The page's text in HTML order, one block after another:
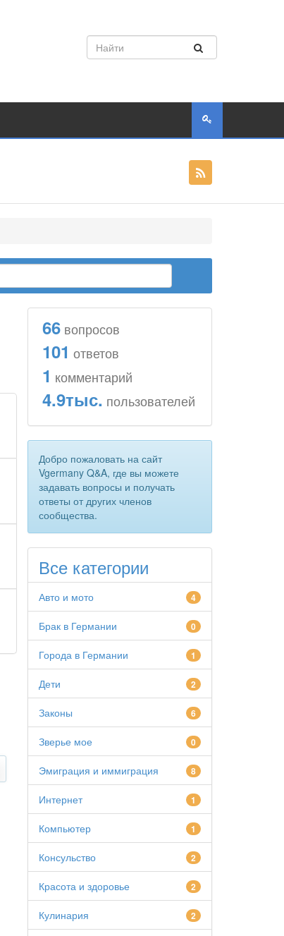
66вопросов
101 ответов
1 комментарий
4.9тыс. пользователей
Добро пожаловать на сайт
Vgermany Q&A, где вы можете
задавать вопросы и получать
ответы от других членов
сообщества.
Все категории
Авто и мото 4
Брак в Германии 0
Города в Германии 1
Дети 2
Законы 6
Зверье мое 0
Эмиграция и иммиграция 8
Интернет 1
Компьютер 1
Консульство 2
Красота и здоровье 2
Кулинария 2